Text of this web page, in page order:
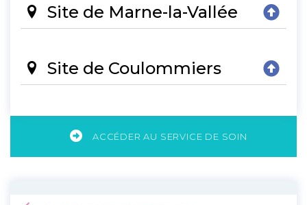
Site de Marne-la-Vallée
Site de Coulommiers
ACCÉDER AU SERVICE DE SOIN